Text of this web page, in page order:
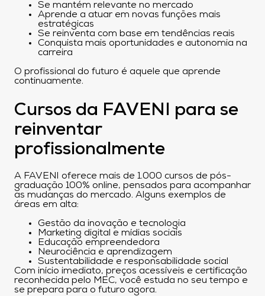
Se mantém relevante no mercado
Aprende a atuar em novas funções mais
estratégicas
Se reinventa com base em tendências reais
Conquista mais oportunidades e autonomia na
carreira
O profissional do futuro é aquele que aprende
continuamente.
Cursos da FAVENI para se
reinventar
profissionalmente
A FAVENI oferece mais de 1.000 cursos de pós-
graduação 100% online, pensados para acompanhar
as mudanças do mercado. Alguns exemplos de
áreas em alta:
Gestão da inovação e tecnologia
Marketing digital e mídias sociais
Educação empreendedora
Neurociência e aprendizagem
Sustentabilidade e responsabilidade social
Com início imediato, preços acessíveis e certificação
reconhecida pelo MEC, você estuda no seu tempo e
se prepara para o futuro agora.